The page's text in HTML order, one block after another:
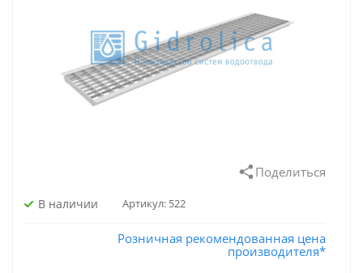
Поделиться
В наличии Артикул: 522
Розничная рекомендованная цена
производителя*